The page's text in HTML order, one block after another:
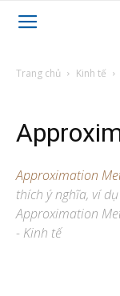
Trang chủ Kinh tế
Approximation
thích ý nghĩa, ví
Approximation
- Kinh tế